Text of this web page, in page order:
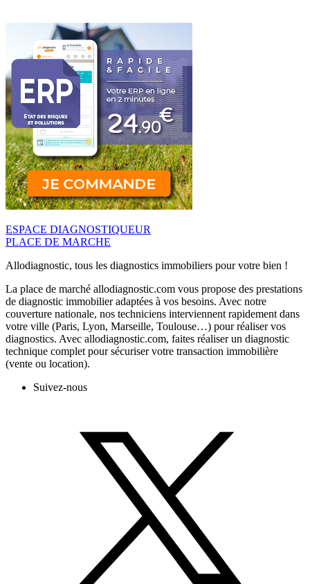
ESPACE DIAGNOSTIQUEUR
PLACE DE MARCHE
Allodiagnostic, tous les diagnostics immobiliers pour votre bien !
La place de marché allodiagnostic.com vous propose des prestations
de diagnostic immobilier adaptées à vos besoins. Avec notre
couverture nationale, nos techniciens interviennent rapidement dans
votre ville (Paris, Lyon, Marseille, Toulouse…) pour réaliser vos
diagnostics. Avec allodiagnostic.com, faites réaliser un diagnostic
technique complet pour sécuriser votre transaction immobilière
(vente ou location).
Suivez-nous